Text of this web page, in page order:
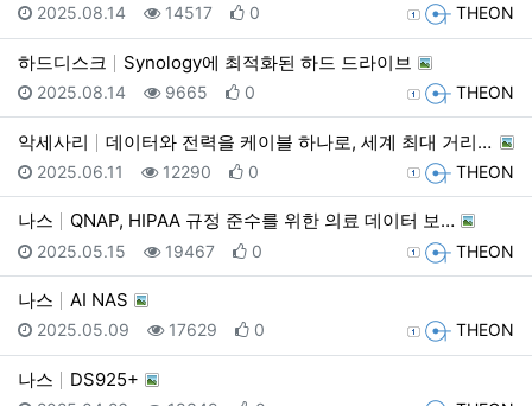
등록자 THEON
등록일
2025.08.14 조회
14517 추천
0
하드디스크 Synology에 최적화된 하드 드라이브
등록자 THEON
등록일
2025.08.14 조회
9665 추천
0
악세사리 데이터와 전력을 케이블 하나로, 세계 최대 거리 전송 …
등록자 THEON
등록일
2025.06.11 조회
12290 추천
0
나스 QNAP, HIPAA 규정 준수를 위한 의료 데이터 보…
등록자 THEON
등록일
2025.05.15 조회
19467 추천
0
나스 AI NAS
등록자 THEON
등록일
2025.05.09 조회
17629 추천
0
나스 DS925+